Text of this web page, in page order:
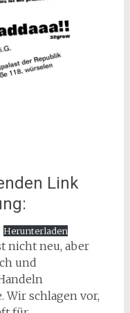
Link
Herunterladen
nicht neu, aber
und
Wir schlagen vor,